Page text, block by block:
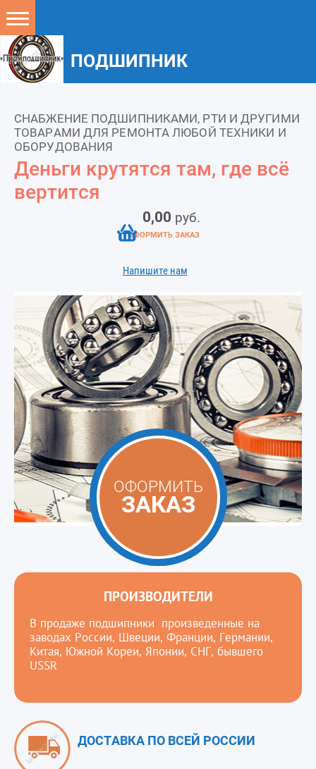
ПОДШИПНИК
СНАБЖЕНИЕ ПОДШИПНИКАМИ, РТИ И ДРУГИМИ
ТОВАРАМИ ДЛЯ РЕМОНТА ЛЮБОЙ ТЕХНИКИ И
ОБОРУДОВАНИЯ
Деньги крутятся там, где всё
вертится
0,00 руб.
ОФОРМИТЬ ЗАКАЗ
Напишите нам
ОФОРМИТЬ
ЗАКАЗ
ПРОИЗВОДИТЕЛИ
В продаже подшипники произведенные на
заводах России, Швеции, Франции, Германии,
Китая, Южной Кореи, Японии, СНГ, бывшего
USSR
ДОСТАВКА ПО ВСЕЙ РОССИИ